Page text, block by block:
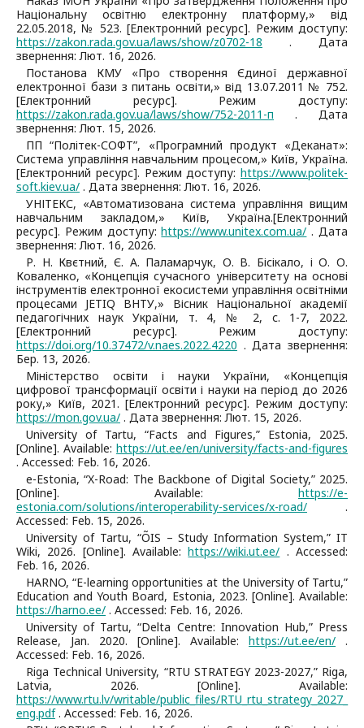
Національну освітню електронну платформу,» від
22.05.2018, № 523. [Електронний ресурс]. Режим доступу:
https://zakon.rada.gov.ua/laws/show/z0702-18 . Дата
звернення: Лют. 16, 2026.
Постанова КМУ «Про створення Єдиної державної
електронної бази з питань освіти,» від 13.07.2011 № 752.
[Електронний ресурс]. Режим доступу:
https://zakon.rada.gov.ua/laws/show/752-2011-п . Дата
звернення: Лют. 15, 2026.
ПП “Політек-СОФТ”, «Програмний продукт «Деканат»:
Система управління навчальним процесом,» Київ, Україна.
[Електронний ресурс]. Режим доступу: https://www.politek-
soft.kiev.ua/ . Дата звернення: Лют. 16, 2026.
УНІТЕКС, «Автоматизована система управління вищим
навчальним закладом,» Київ, Україна.[Електронний
ресурс]. Режим доступу:https://www.unitex.com.ua/ . Дата
звернення: Лют. 16, 2026.
Р. Н. Квєтний, Є. А. Паламарчук, О. В. Бісікало, і О. О.
Коваленко, «Концепція сучасного університету на основі
інструментів електронної екосистеми управління освітніми
процесами JETIQ ВНТУ,» Вісник Національної академії
педагогічних наук України, т. 4, № 2, с. 1-7, 2022.
[Електронний ресурс]. Режим доступу:
https://doi.org/10.37472/v.naes.2022.4220 . Дата звернення:
Бер. 13, 2026.
Міністерство освіти і науки України, «Концепція
цифрової трансформації освіти і науки на період до 2026
року,» Київ, 2021. [Електронний ресурс]. Режим доступу:
https://mon.gov.ua/ . Дата звернення: Лют. 15, 2026.
University of Tartu, “Facts and Figures,” Estonia, 2025.
[Online]. Available: https://ut.ee/en/university/facts-and-figures
. Accessed: Feb. 16, 2026.
e-Estonia, “X-Road: The Backbone of Digital Society,” 2025.
[Online]. Available: https://e-
estonia.com/solutions/interoperability-services/x-road/ .
Accessed: Feb. 15, 2026.
University of Tartu, “ÕIS – Study Information System,” IT
Wiki, 2026. [Online]. Available:https://wiki.ut.ee/ . Accessed:
Feb. 16, 2026.
HARNO, “E-learning opportunities at the University of Tartu,”
Education and Youth Board, Estonia, 2023. [Online]. Available:
https://harno.ee/ . Accessed: Feb. 16, 2026.
University of Tartu, “Delta Centre: Innovation Hub,” Press
Release, Jan. 2020. [Online]. Available: https://ut.ee/en/ .
Accessed: Feb. 16, 2026.
Riga Technical University, “RTU STRATEGY 2023-2027,” Riga,
Latvia, 2026. [Online]. Available:
https://www.rtu.lv/writable/public_files/RTU_rtu_strategy_2027_
eng.pdf. Accessed: Feb. 16, 2026.